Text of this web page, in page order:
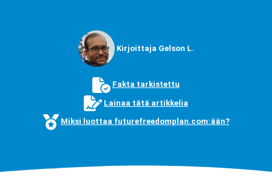
Kirjoittaja Gelson L.
Fakta tarkistettu
Lainaa tätä artikkelia
Miksi luottaa futurefreedomplan.com:ään?